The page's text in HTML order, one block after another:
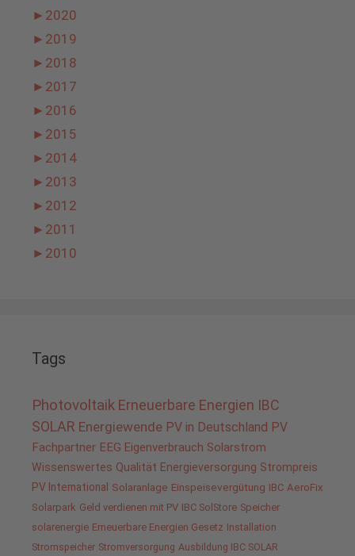
► 2020
► 2019
► 2018
► 2017
► 2016
► 2015
► 2014
► 2013
► 2012
► 2011
► 2010
Tags
Photovoltaik Erneuerbare Energien IBC
SOLAR Energiewende PV in Deutschland PV
Fachpartner EEG Eigenverbrauch Solarstrom
Wissenswertes Qualität Energieversorgung Strompreis
PV International Solaranlage Einspeisevergütung IBC AeroFix
Solarpark Geld verdienen mit PV IBC SolStore Speicher
solarenergie Erneuerbare Energien Gesetz Installation
Stromspeicher Stromversorgung Ausbildung IBC SOLAR